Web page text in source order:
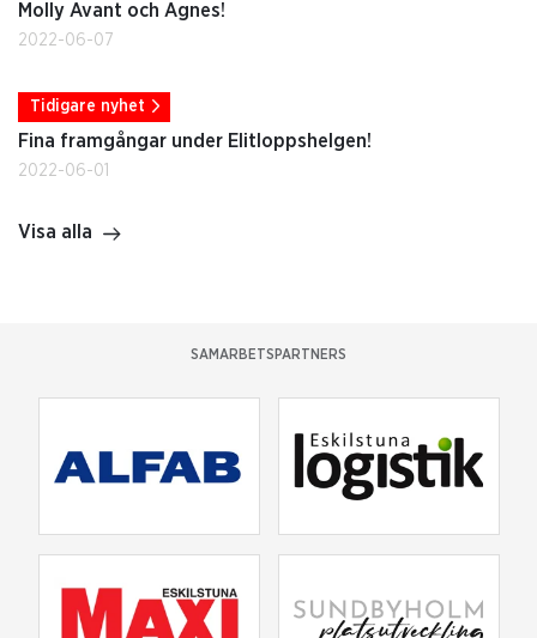
Molly Avant och Agnes!
2022-06-07
Tidigare nyhet
Fina framgångar under Elitloppshelgen!
2022-06-01
Visa alla
SAMARBETSPARTNERS